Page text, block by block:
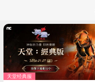
天堂经典服